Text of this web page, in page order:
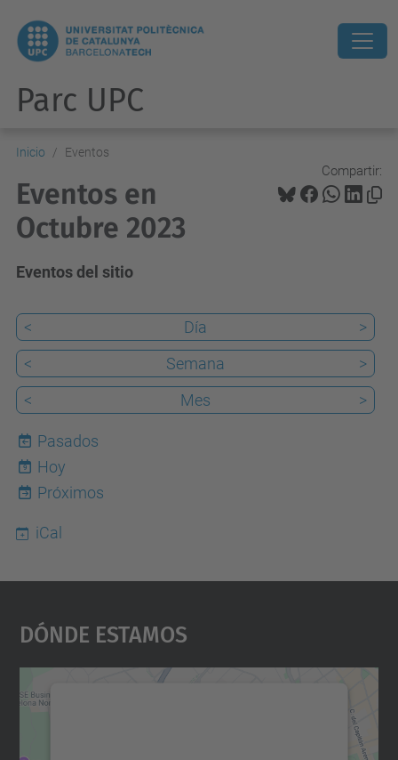
Parc UPC
Inicio Eventos
Compartir:
Eventos en
Octubre 2023
Eventos del sitio
< Día
>
<
Semana
>
<
Mes >
Pasados
9
Hoy
Próximos
iCal
Dónde Estamos